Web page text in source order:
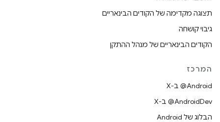
תצוגה מקדימה של הקודים הבינאריים
גיבוי קושחה
הקודים הבינאריים של מנהל ההתקן
המרכז
‫‎@Android ב-X
‫‎@AndroidDev ב-X
הבלוג של Android